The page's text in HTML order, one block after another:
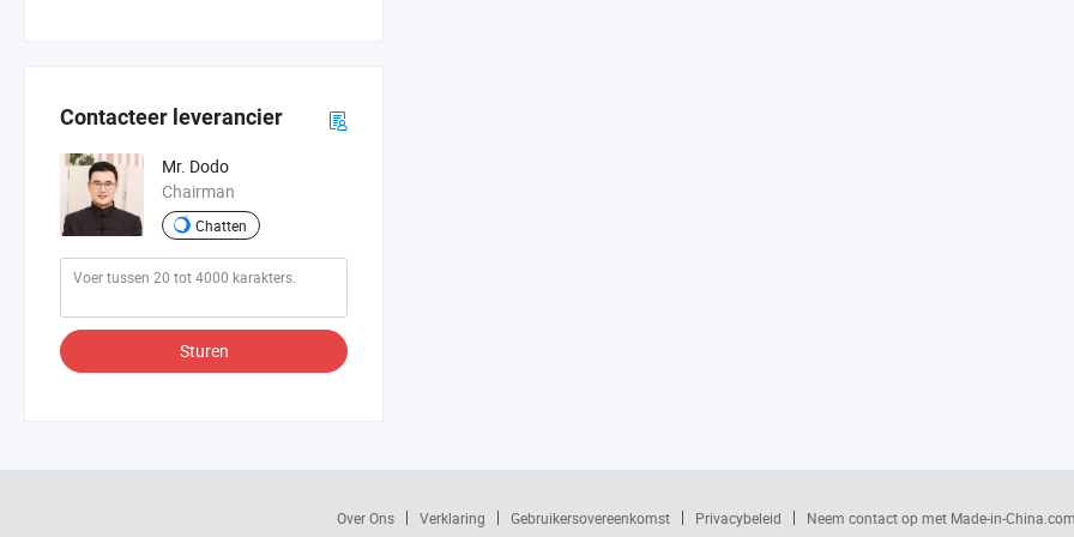
Contacteer leverancier
Mr. Dodo
Chairman
Chatten
Sturen
Over Ons Verklaring Gebruikersovereenkomst Privacybeleid Neem contact op met Made-in-China.com